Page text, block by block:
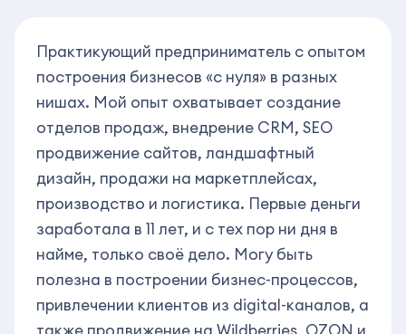
Практикующий предприниматель с опытом
построения бизнесов «с нуля» в разных
нишах. Мой опыт охватывает создание
отделов продаж, внедрение CRM, SEO
продвижение сайтов, ландшафтный
дизайн, продажи на маркетплейсах,
производство и логистика. Первые деньги
заработала в 11 лет, и с тех пор ни дня в
найме, только своё дело. Могу быть
полезна в построении бизнес-процессов,
привлечении клиентов из digital-каналов, а